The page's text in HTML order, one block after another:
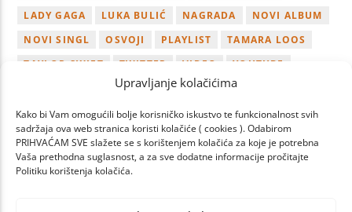
Upravljanje kolačićima
Kako bi Vam omogućili bolje korisničko iskustvo te funkcionalnost svih
sadržaja ova web stranica koristi kolačiće ( cookies ). Odabirom
PRIHVAĆAM SVE slažete se s korištenjem kolačića za koje je potrebna
Vaša prethodna suglasnost, a za sve dodatne informacije pročitajte
Politiku korištenja kolačića.
LADY GAGA
LUKA BULIĆ NAGRADA
NOVI ALBUM
NOVI SINGL
OSVOJI PLAYLIST
TAMARA LOOS
TAYLOR SWIFT
TWITTER VIDEO
YOUTUBE